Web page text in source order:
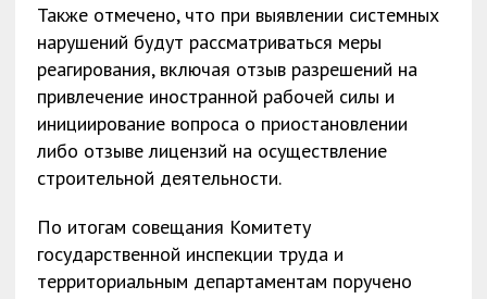
Также отмечено, что при выявлении системных
нарушений будут рассматриваться меры
реагирования, включая отзыв разрешений на
привлечение иностранной рабочей силы и
инициирование вопроса о приостановлении
либо отзыве лицензий на осуществление
строительной деятельности.
По итогам совещания Комитету
государственной инспекции труда и
территориальным департаментам поручено